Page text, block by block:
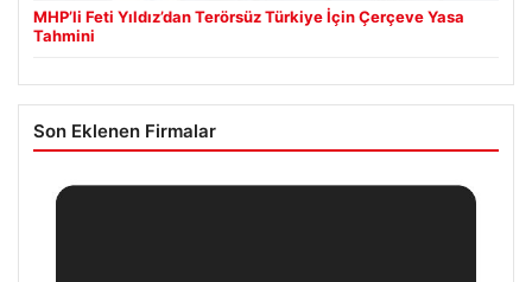
MHP’li Feti Yıldız’dan Terörsüz Türkiye İçin Çerçeve Yasa
Tahmini
Son Eklenen Firmalar